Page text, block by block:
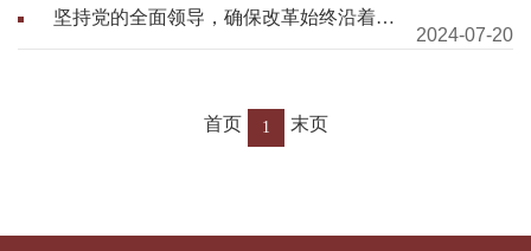
坚持党的全面领导，确保改革始终沿着正
2024-07-20
首页 1 末页